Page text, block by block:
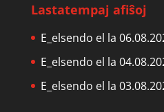
Lastatempaj afiŝoj
E_elsendo el la
E_elsendo el la
E_elsendo el la